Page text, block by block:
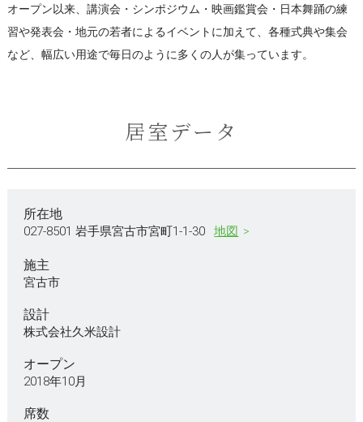
オープン以来、講演会・シンポジウム・映画鑑賞会・日本舞踊の練
習や発表会・地元の若者によるイベントに加えて、各種式典や集会
など、幅広い用途で毎日のように多くの人が集っています。
居室データ
所在地
027-8501 岩手県宮古市宮町1-1-30 地図
施主
宮古市
設計
株式会社久米設計
オープン
2018年10月
席数